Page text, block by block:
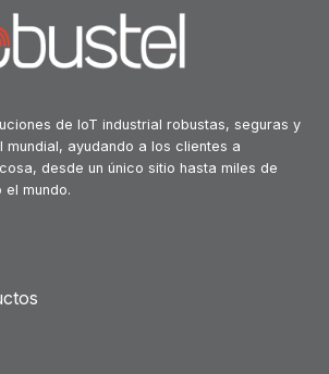
de IoT industrial robustas, seguras y
mundial, ayudando a los clientes a
desde un único sitio hasta miles de
el mundo.